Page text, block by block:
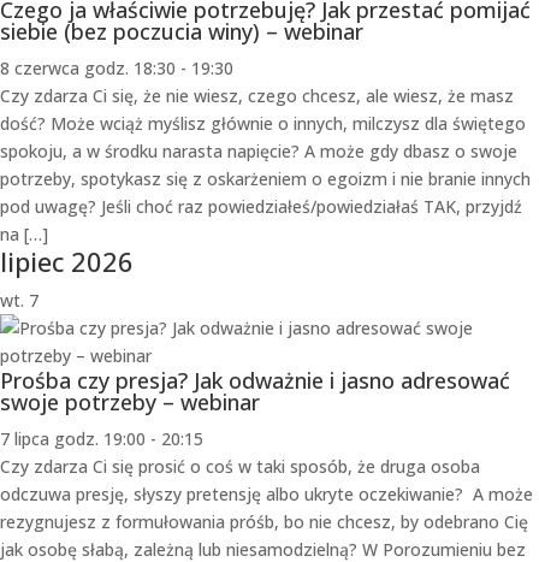
Czego ja właściwie potrzebuję? Jak przestać pomijać
siebie (bez poczucia winy) – webinar
8 czerwca godz. 18:30 - 19:30
Czy zdarza Ci się, że nie wiesz, czego chcesz, ale wiesz, że masz
dość? Może wciąż myślisz głównie o innych, milczysz dla świętego
spokoju, a w środku narasta napięcie? A może gdy dbasz o swoje
potrzeby, spotykasz się z oskarżeniem o egoizm i nie branie innych
pod uwagę? Jeśli choć raz powiedziałeś/powiedziałaś TAK, przyjdź
na […]
lipiec 2026
wt. 7
Prośba czy presja? Jak odważnie i jasno adresować
swoje potrzeby – webinar
7 lipca godz. 19:00 - 20:15
Czy zdarza Ci się prosić o coś w taki sposób, że druga osoba
odczuwa presję, słyszy pretensję albo ukryte oczekiwanie? A może
rezygnujesz z formułowania próśb, bo nie chcesz, by odebrano Cię
jak osobę słabą, zależną lub niesamodzielną? W Porozumieniu bez